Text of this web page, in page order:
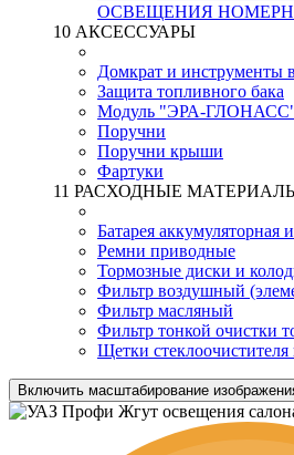
ОСВЕЩЕНИЯ
10 АКСЕССУАРЫ
Домкрат и инструменты
Защита топливного бака
Модуль "ЭРА-
Поручни
Поручни крыши
Фартуки
11 РАСХОДНЫЕ
Батарея аккумуляторная
Ремни приводные
Тормозные диски и
Фильтр воздушный
Фильтр масляный
Фильтр тонкой очистки
Щетки стеклоочистителя
Включить масштабирование